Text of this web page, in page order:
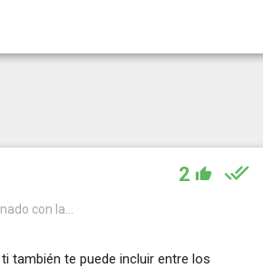
2
con la...
también te puede incluir entre los